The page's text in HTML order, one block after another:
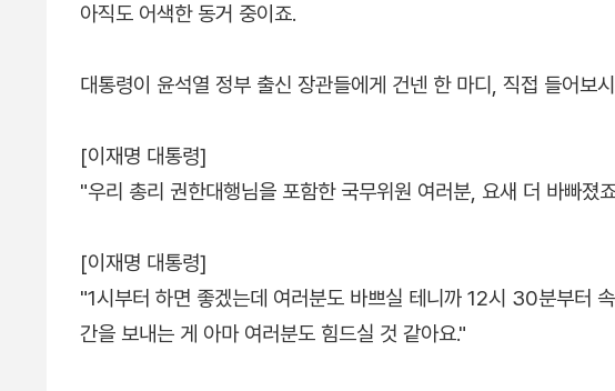
아직도 어색한 동거 중이죠.
대통령이 윤석열 정부 출신 장관들에게 건넨 한 마디, 직접 들어보
[이재명 대통령]
"우리 총리 권한대행님을 포함한 국무위원 여러분, 요새 더 바빠졌
[이재명 대통령]
"1시부터 하면 좋겠는데 여러분도 바쁘실 테니까 12시 30분부터
간을 보내는 게 아마 여러분도 힘드실 것 같아요."